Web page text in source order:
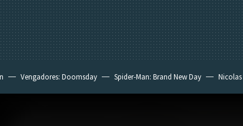
Vengadores: Doomsday Spider-Man: Brand New Day